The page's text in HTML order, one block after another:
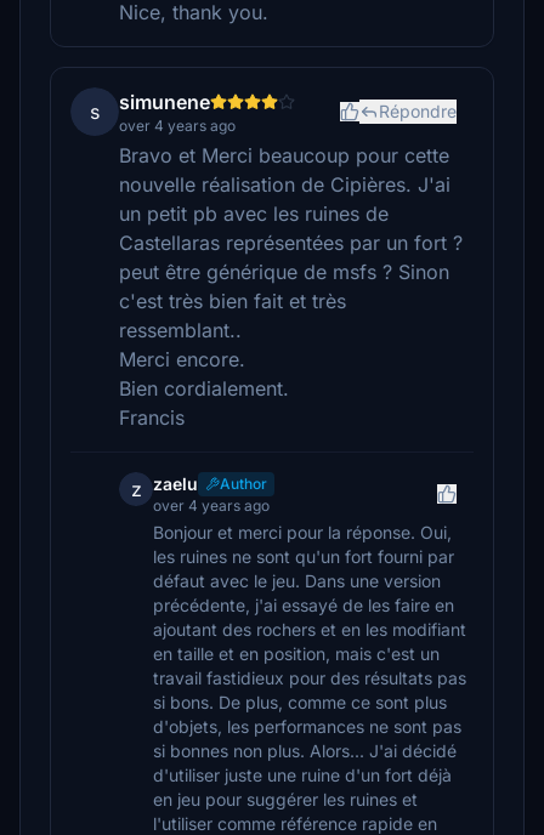
Nice, thank you.
s simunene
over 4 years ago
Répondre
Bravo et Merci beaucoup pour cette
nouvelle réalisation de Cipières. J'ai
un petit pb avec les ruines de
Castellaras représentées par un fort ?
peut être générique de msfs ? Sinon
c'est très bien fait et très
ressemblant..
Merci encore.
Bien cordialement.
Francis
z zaelu
Author
over 4 years ago
Bonjour et merci pour la réponse. Oui,
les ruines ne sont qu'un fort fourni par
défaut avec le jeu. Dans une version
précédente, j'ai essayé de les faire en
ajoutant des rochers et en les modifiant
en taille et en position, mais c'est un
travail fastidieux pour des résultats pas
si bons. De plus, comme ce sont plus
d'objets, les performances ne sont pas
si bonnes non plus. Alors... J'ai décidé
d'utiliser juste une ruine d'un fort déjà
en jeu pour suggérer les ruines et
l'utiliser comme référence rapide en